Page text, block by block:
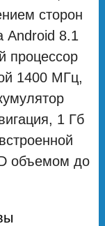
сторон
Android 8.1
процессор
1400 МГц,
1 Гб
объемом до